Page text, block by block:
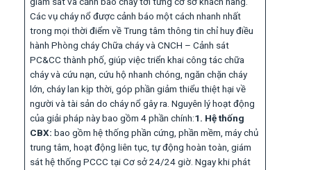
Các vụ cháy nổ được cảnh báo một cách nhanh nhất
trong mọi thời điểm về Trung tâm thông tin chỉ huy điều
hành Phòng cháy Chữa cháy và CNCH – Cảnh sát
PC&CC thành phố, giúp việc triển khai công tác chữa
cháy và cứu nạn, cứu hộ nhanh chóng, ngăn chặn cháy
lớn, cháy lan kịp thời, góp phần giảm thiểu thiệt hại về
người và tài sản do cháy nổ gây ra. Nguyên lý hoạt động
của giải pháp này bao gồm 4 phần chính:1. Hệ thống
CBX: bao gồm hệ thống phần cứng, phần mềm, máy chủ
trung tâm, hoạt động liên tục, tự động hoàn toàn, giám
sát hệ thống PCCC tại Cơ sở 24/24 giờ. Ngay khi phát